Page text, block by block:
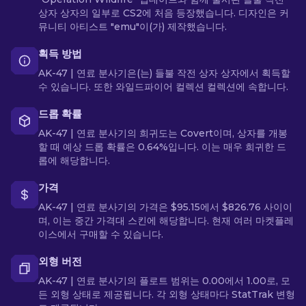
상자 상자의 일부로 CS2에 처음 등장했습니다. 디자인은 커
뮤니티 아티스트 "emu"이(가) 제작했습니다.
획득 방법
AK-47 | 연료 분사기은(는) 들불 작전 상자 상자에서 획득할
수 있습니다. 또한 와일드파이어 컬렉션 컬렉션에 속합니다.
드롭 확률
AK-47 | 연료 분사기의 희귀도는 Covert이며, 상자를 개봉
할 때 예상 드롭 확률은 0.64%입니다. 이는 매우 희귀한 드
롭에 해당합니다.
가격
AK-47 | 연료 분사기의 가격은 $95.15에서 $826.76 사이이
며, 이는 중간 가격대 스킨에 해당합니다. 현재 여러 마켓플레
이스에서 구매할 수 있습니다.
외형 버전
AK-47 | 연료 분사기의 플로트 범위는 0.00에서 1.00로, 모
든 외형 상태로 제공됩니다. 각 외형 상태마다 StatTrak 변형